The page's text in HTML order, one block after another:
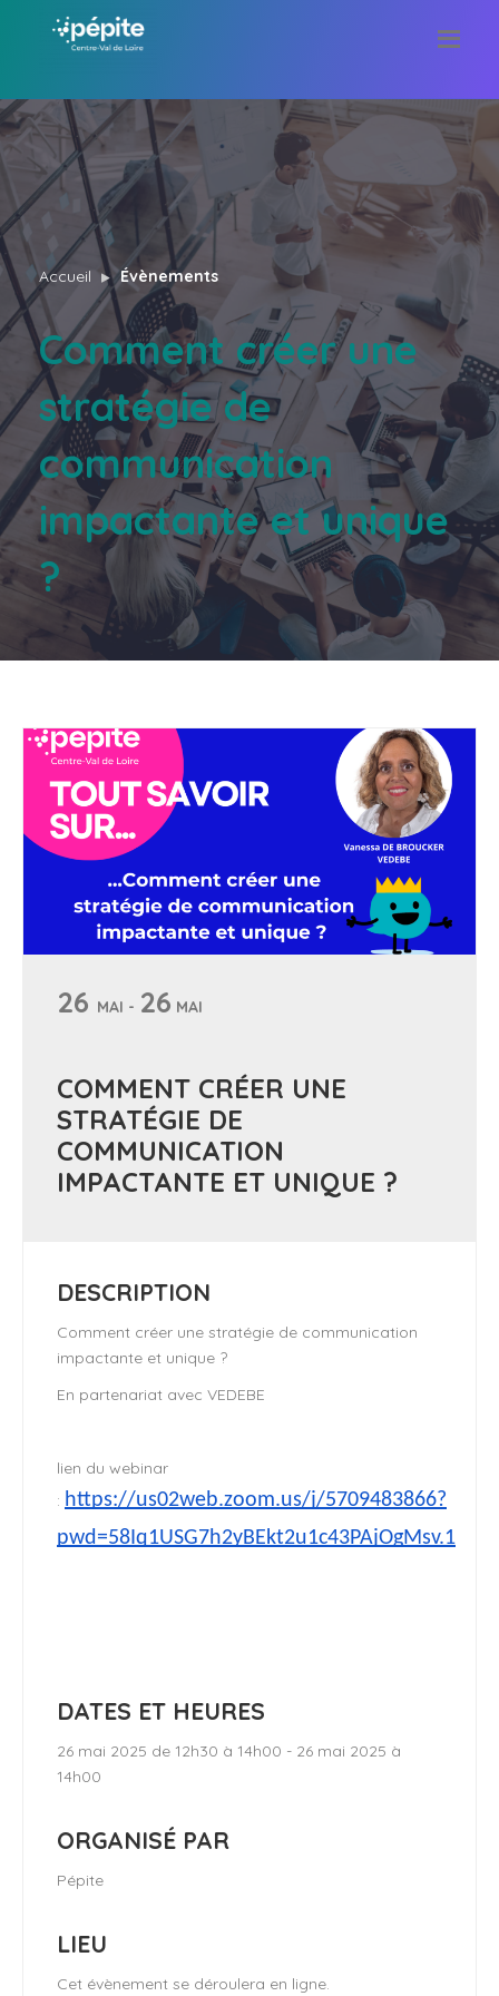
Accueil Évènements
Comment créer une
stratégie de
communication
impactante et unique
?
26 MAI - 26 MAI
COMMENT CRÉER UNE
STRATÉGIE DE
COMMUNICATION
IMPACTANTE ET UNIQUE ?
DESCRIPTION
Comment créer une stratégie de communication
impactante et unique ?
En partenariat avec VEDEBE
lien du webinar
: https://us02web.zoom.us/j/5709483866?
pwd=58Iq1USG7h2yBEkt2u1c43PAjOgMsv.1
DATES ET HEURES
26 mai 2025 de 12h30 à 14h00 - 26 mai 2025 à
14h00
ORGANISÉ PAR
Pépite
LIEU
Cet évènement se déroulera en ligne.